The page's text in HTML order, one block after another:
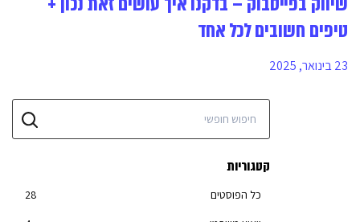
טיפים חשובים לכל אחד
23 בינואר, 2025
קטגוריות
כל הפוסטים
28